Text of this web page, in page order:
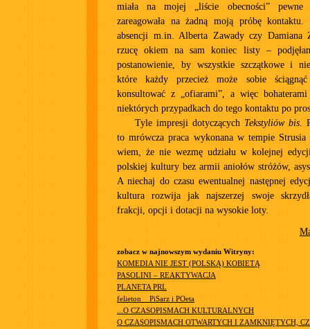
miała na mojej „liście obecności”
zareagowała na żadną moją próbę
absencji m.in. Alberta Zawady czy Damiana
rzucę okiem na sam koniec listy –
postanowienie, by wszystkie szczątkowe i
które każdy przecież może sobie
konsultować z „ofiarami”, a więc
niektórych przypadkach do tego kontaktu po
Tyle impresji dotyczących Tekstyliów bis.
to mrówcza praca wykonana w tempie
wiem, że nie wezmę udziału w kolejnej
polskiej kultury bez armii aniołów stróżów,
A niechaj do czasu ewentualnej następnej
kultura rozwija jak najszerzej swoje
frakcji, opcji i dotacji na wysokie loty.
zobacz w najnowszym wydaniu Witryny:
KOMEDIA NIE JEST (POLSKĄ) KOBIETĄ
PASOLINI – REAKTYWACJA
PLANETA PRL
felieton__PiSarz i POeta
...O CZASOPISMACH KULTURALNYCH
O CZASOPISMACH OTWARTYCH I ZAMKNIĘTYCH,